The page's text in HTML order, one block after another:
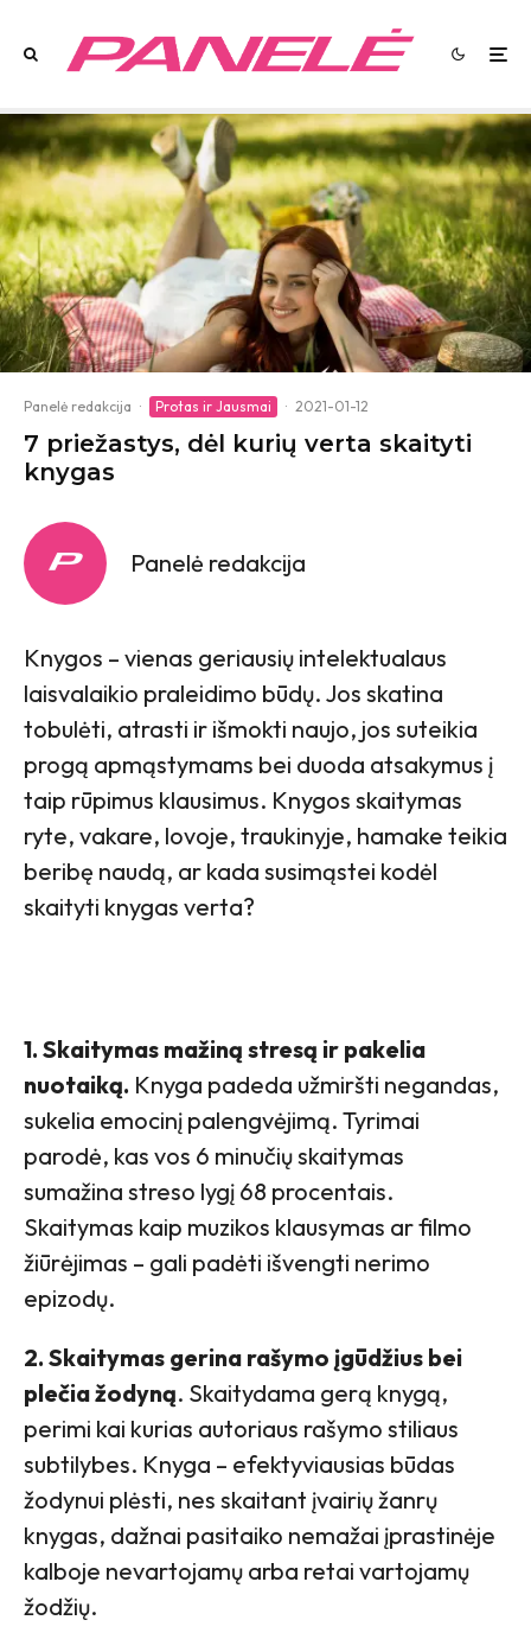
Panelė redakcija · Protas ir Jausmai · 2021-01-12
7 priežastys, dėl kurių verta skaityti
knygas
Panelė redakcija
Knygos – vienas geriausių intelektualaus
laisvalaikio praleidimo būdų. Jos skatina
tobulėti, atrasti ir išmokti naujo, jos suteikia
progą apmąstymams bei duoda atsakymus į
taip rūpimus klausimus. Knygos skaitymas
ryte, vakare, lovoje, traukinyje, hamake teikia
beribę naudą, ar kada susimąstei kodėl
skaityti knygas verta?
1. Skaitymas mažiną stresą ir pakelia
nuotaiką. Knyga padeda užmiršti negandas,
sukelia emocinį palengvėjimą. Tyrimai
parodė, kas vos 6 minučių skaitymas
sumažina streso lygį 68 procentais.
Skaitymas kaip muzikos klausymas ar filmo
žiūrėjimas – gali padėti išvengti nerimo
epizodų.
2. Skaitymas gerina rašymo įgūdžius bei
plečia žodyną. Skaitydama gerą knygą,
perimi kai kurias autoriaus rašymo stiliaus
subtilybes. Knyga – efektyviausias būdas
žodynui plėsti, nes skaitant įvairių žanrų
knygas, dažnai pasitaiko nemažai įprastinėje
kalboje nevartojamų arba retai vartojamų
žodžių.